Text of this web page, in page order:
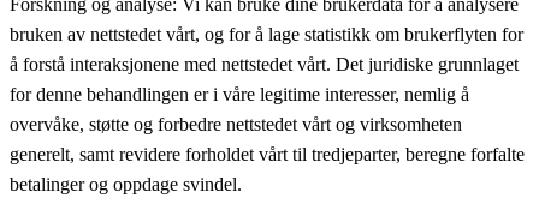
Forskning og analyse: Vi kan bruke dine brukerdata for å analysere
bruken av nettstedet vårt, og for å lage statistikk om brukerflyten for
å forstå interaksjonene med nettstedet vårt. Det juridiske grunnlaget
for denne behandlingen er i våre legitime interesser, nemlig å
overvåke, støtte og forbedre nettstedet vårt og virksomheten
generelt, samt revidere forholdet vårt til tredjeparter, beregne forfalte
betalinger og oppdage svindel.